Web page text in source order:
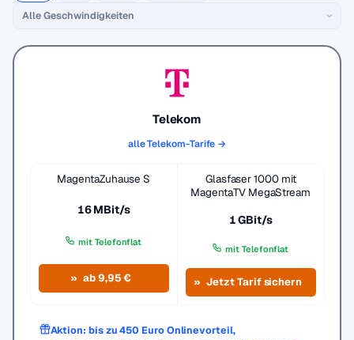
Telekom
alle Telekom-Tarife →
MagentaZuhause S
16 MBit/s
mit Telefonflat
ab 9,95 €
Glasfaser 1000 mit
MagentaTV MegaStream
1 GBit/s
mit Telefonflat
Jetzt Tarif sichern
Aktion: bis zu 450 Euro Onlinevorteil,